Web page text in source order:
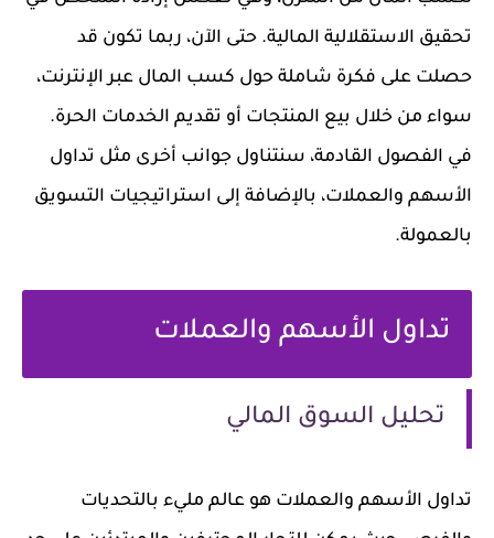
تحقيق الاستقلالية المالية. حتى الآن، ربما تكون قد
حصلت على فكرة شاملة حول كسب المال عبر الإنترنت،
سواء من خلال بيع المنتجات أو تقديم الخدمات الحرة.
في الفصول القادمة، سنتناول جوانب أخرى مثل تداول
الأسهم والعملات، بالإضافة إلى استراتيجيات التسويق
بالعمولة.
تداول الأسهم والعملات
تحليل السوق المالي
تداول الأسهم والعملات هو عالم مليء بالتحديات